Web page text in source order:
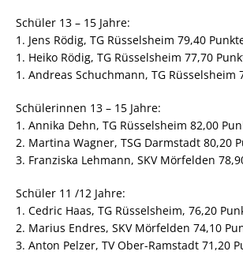
Schüler 13 – 15 Jahre:
1. Jens Rödig, TG Rüsselsheim 79,40
1. Heiko Rödig, TG Rüsselsheim 77,70
1. Andreas Schuchmann, TG Rüsselsheim
Schülerinnen 13 – 15 Jahre:
1. Annika Dehn, TG Rüsselsheim 82,00
2. Martina Wagner, TSG Darmstadt 80,20
3. Franziska Lehmann, SKV Mörfelden
Schüler 11 /12 Jahre:
1. Cedric Haas, TG Rüsselsheim, 76,20
2. Marius Endres, SKV Mörfelden 74,10
3. Anton Pelzer, TV Ober-Ramstadt 71,20